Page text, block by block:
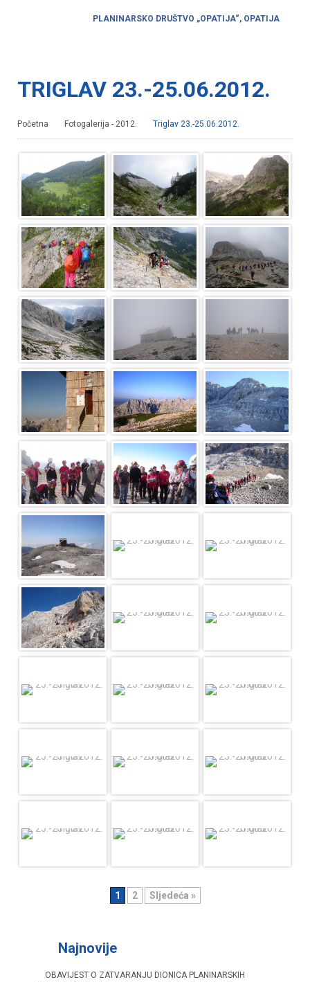
PLANINARSKO DRUŠTVO „OPATIJA“, OPATIJA
TRIGLAV 23.-25.06.2012.
Početna Fotogalerija - 2012. Triglav 23.-25.06.2012.
1 2 Sljedeća »
Najnovije
OBAVIJEST O ZATVARANJU DIONICA PLANINARSKIH